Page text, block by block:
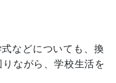
などについても、換
ながら、学校生活を